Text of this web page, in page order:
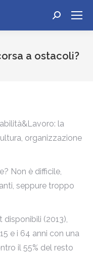
Cerca:
a ostacoli?
la
organizzazione
Non è difficile,
seppure troppo
(2013),
e i 64 anni con una
il 55% del resto